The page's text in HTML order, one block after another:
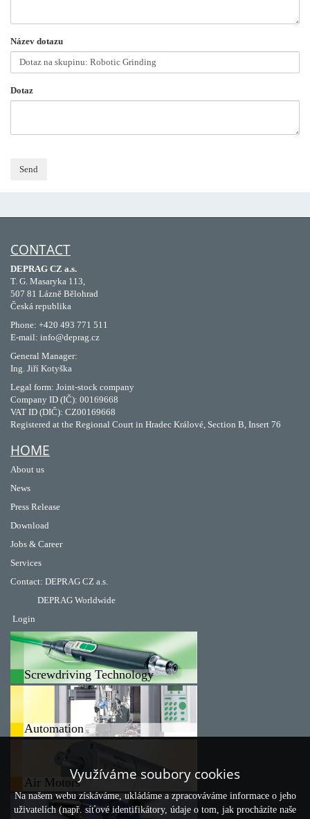
Název dotazu
Dotaz
CONTACT
DEPRAG CZ a.s.
T. G. Masaryka 113,
507 81 Lázně Bělohrad
Česká republika
Phone: +420 493 771 511
E-mail: info@deprag.cz
General Manager:
Ing. Jiří Kotyška
Legal form: Joint-stock company
Company ID (IČ): 00169668
VAT ID (DIČ): CZ00169668
Registered at the Regional Court in Hradec Králové, Section B, Insert 76
HOME
About us
News
Press Release
Download
Jobs & Career
Services
Contact: DEPRAG CZ a.s.
DEPRAG Worldwide
Login
Screwdriving Technology
Automation
Air MotorsVyužíváme soubory cookies
Na našem webu získáváme, ukládáme a zpracováváme informace o jeho
uživatelích (např. síťové identifikátory, údaje o tom, jak procházíte naše